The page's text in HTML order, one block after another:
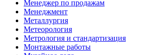
Менеджер по продажам
Менеджмент
Металлургия
Метеорология
Метрология и стандартизация
Монтажные работы